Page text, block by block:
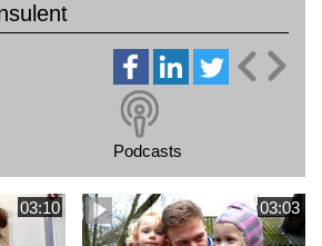
Podcasts
03:10 03:03